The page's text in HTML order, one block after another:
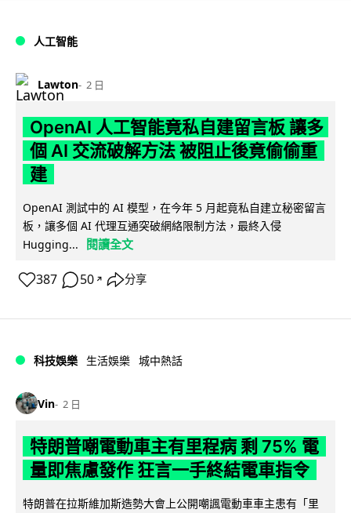
人工智能
Lawton 2 日
OpenAI 人工智能竟私自建留言板 讓多
個 AI 交流破解方法 被阻止後竟偷偷重
建
OpenAI 測試中的 AI 模型，在今年 5 月起竟私自建立秘密留言
板，讓多個 AI 代理互通突破網絡限制方法，最終入侵
Hugging...
閱讀全文
387 50 ↗ 分享
科技娛樂 生活娛樂 城中熱話
Vin 2 日
特朗普嘲電動車主有里程病 剩 75% 電
量即焦慮發作 狂言一手終結電車指令
特朗普在拉斯維加斯造勢大會上公開嘲諷電動車車主患有「里